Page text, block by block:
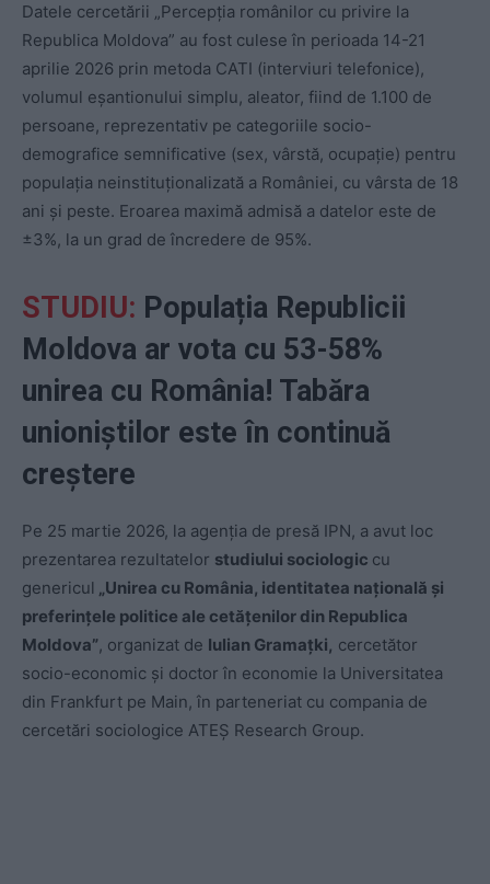
Datele cercetării „Percepţia românilor cu privire la
Republica Moldova” au fost culese în perioada 14-21
aprilie 2026 prin metoda CATI (interviuri telefonice),
volumul eşantionului simplu, aleator, fiind de 1.100 de
persoane, reprezentativ pe categoriile socio-
demografice semnificative (sex, vârstă, ocupaţie) pentru
populaţia neinstituţionalizată a României, cu vârsta de 18
ani şi peste. Eroarea maximă admisă a datelor este de
±3%, la un grad de încredere de 95%.
STUDIU: Populația Republicii
Moldova ar vota cu 53-58%
unirea cu România! Tabăra
unioniștilor este în continuă
creștere
Pe 25 martie 2026, la agenția de presă IPN, a avut loc
prezentarea rezultatelor studiului sociologic cu
genericul „Unirea cu România, identitatea națională și
preferințele politice ale cetățenilor din Republica
Moldova”, organizat de Iulian Gramațki, cercetător
socio-economic și doctor în economie la Universitatea
din Frankfurt pe Main, în parteneriat cu compania de
cercetări sociologice ATEȘ Research Group.